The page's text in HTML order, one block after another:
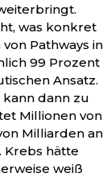
was konkret
Pathways in
99 Prozent
Ansatz.
dann zu
Millionen von
Milliarden an
Krebs hätte
weiß